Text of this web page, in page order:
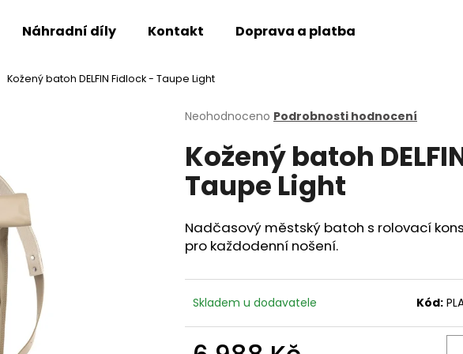
Náhradní díly Kontakt Doprava a platba
Kožený batoh DELFIN Fidlock - Taupe Light
Průměrné
produktu
je
0,0
hvězdiček.
Neohodnoceno Podrobnosti hodnocení
Kožený batoh
Taupe Light
Nadčasový městský batoh s rolovací
pro každodenní nošení.
Skladem u dodavatele Kód:
Co potřebujete najít?
HLEDAT